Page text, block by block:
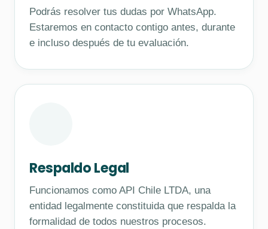
Podrás resolver tus dudas por WhatsApp.
Estaremos en contacto contigo antes, durante
e incluso después de tu evaluación.
Respaldo Legal
Funcionamos como API Chile LTDA, una
entidad legalmente constituida que respalda la
formalidad de todos nuestros procesos.